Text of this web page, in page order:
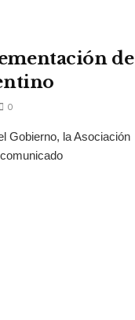
de
0
Gobierno, la Asociación